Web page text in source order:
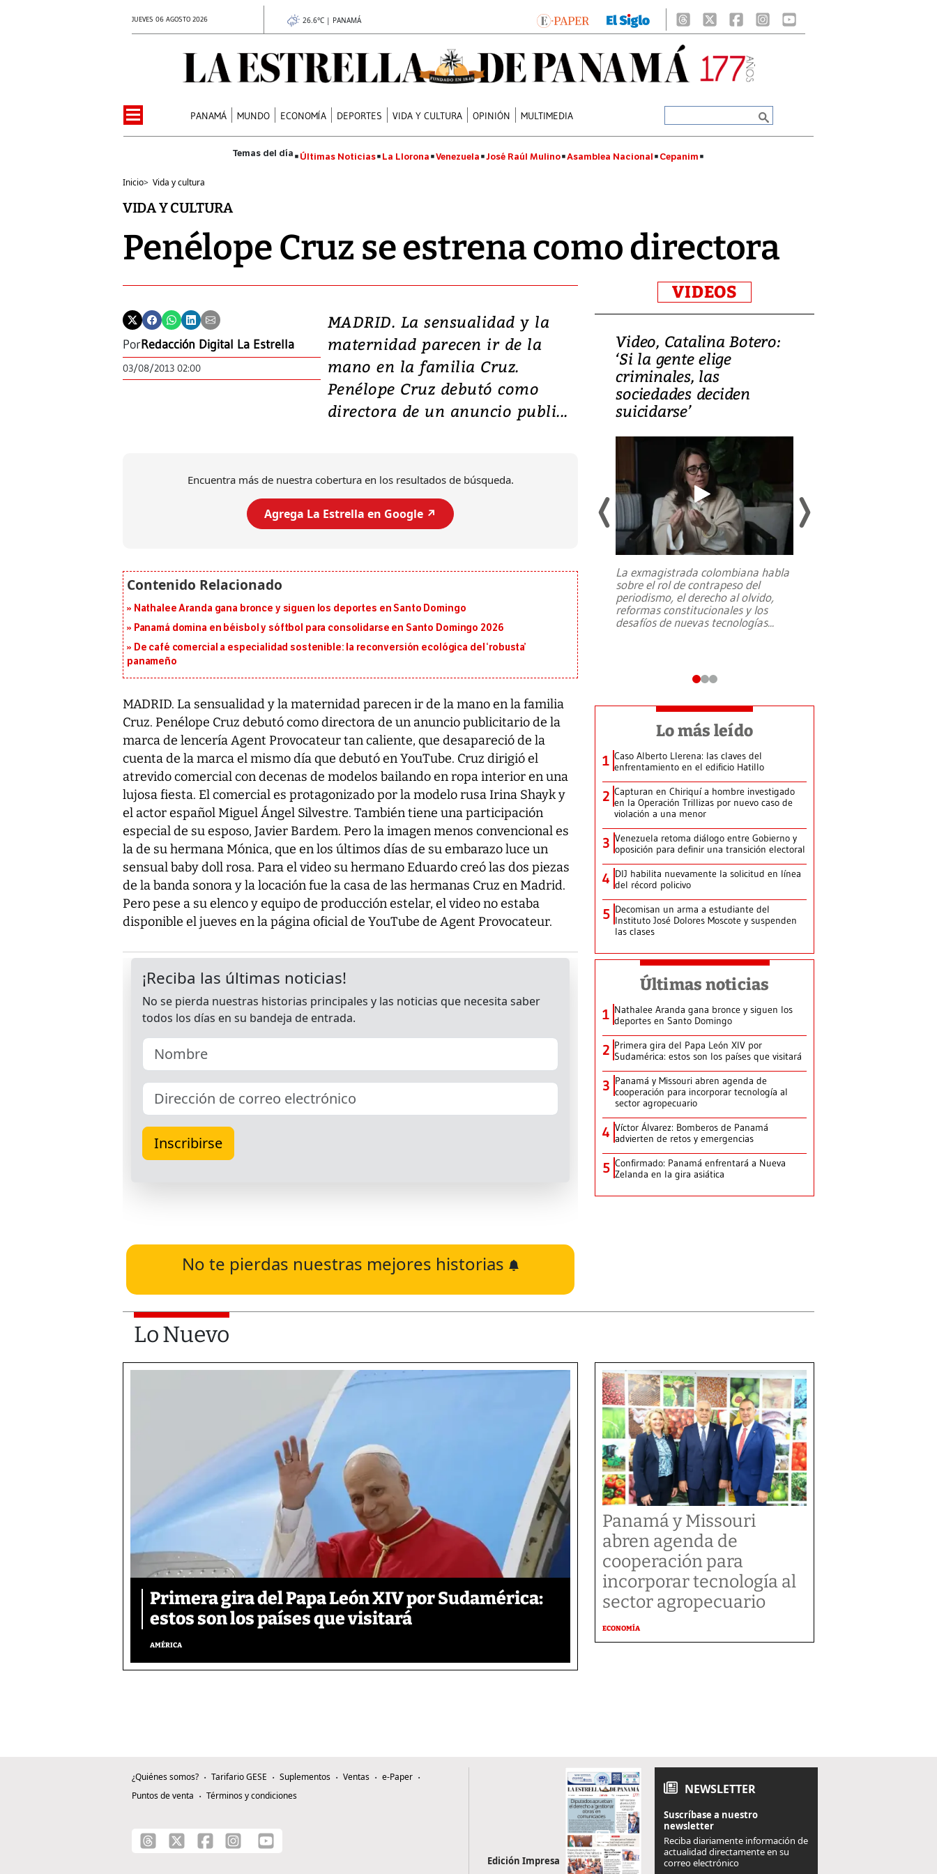
JUEVES 06 AGOSTO 2026 26.6°C | PANAMÁ
PANAMÁ MUNDO ECONOMÍA DEPORTES VIDA Y CULTURA OPINIÓN MULTIMEDIA
Últimas Noticias La Llorona Venezuela José Raúl Mulino Asamblea Nacional Cepanim
Inicio> Vida y cultura
VIDA Y CULTURA
Penélope Cruz se estrena como directora
PorRedacción Digital La Estrella
03/08/2013 02:00
MADRID. La sensualidad y la
maternidad parecen ir de la
mano en la familia Cruz.
Penélope Cruz debutó como
directora de un anuncio publi...
Encuentra más de nuestra cobertura en los resultados de búsqueda.
Agrega La Estrella en Google ↗️
Nathalee Aranda gana bronce y siguen los deportes en Santo Domingo
Panamá domina en béisbol y sóftbol para consolidarse en Santo Domingo 2026
De café comercial a especialidad sostenible: la reconversión ecológica del ‘robusta’
panameño
MADRID. La sensualidad y la maternidad parecen ir de la mano en la familia
Cruz. Penélope Cruz debutó como directora de un anuncio publicitario de la
marca de lencería Agent Provocateur tan caliente, que desapareció de la
cuenta de la marca el mismo día que debutó en YouTube. Cruz dirigió el
atrevido comercial con decenas de modelos bailando en ropa interior en una
lujosa fiesta. El comercial es protagonizado por la modelo rusa Irina Shayk y
el actor español Miguel Ángel Silvestre. También tiene una participación
especial de su esposo, Javier Bardem. Pero la imagen menos convencional es
la de su hermana Mónica, que en los últimos días de su embarazo luce un
sensual baby doll rosa. Para el video su hermano Eduardo creó las dos piezas
de la banda sonora y la locación fue la casa de las hermanas Cruz en Madrid.
Pero pese a su elenco y equipo de producción estelar, el video no estaba
disponible el jueves en la página oficial de YouTube de Agent Provocateur.
No te pierdas nuestras mejores historias
VIDEOS
Video, Japón: Terremoto
deja heridos y graves
daños en Kumamoto
al sur de Japón, provocando una
Video, Catalina Botero:
‘Si la gente elige
criminales, las
sociedades deciden
suicidarse’
La exmagistrada colombiana habla
sobre el rol de contrapeso del
periodismo, el derecho al olvido,
reformas constitucionales y los
desafíos de nuevas tecnologías...
Lo más leído
1 Caso Alberto Llerena: las claves del
enfrentamiento en el edificio Hatillo
2 Capturan en Chiriquí a hombre investigado
en la Operación Trillizas por nuevo caso de
violación a una menor
3 Venezuela retoma diálogo entre Gobierno y
oposición para definir una transición electoral
4 DIJ habilita nuevamente la solicitud en línea
del récord policivo
5 Decomisan un arma a estudiante del
Instituto José Dolores Moscote y suspenden
las clases
Últimas noticias
1 Nathalee Aranda gana bronce y siguen los
deportes en Santo Domingo
2 Primera gira del Papa León XIV por
Sudamérica: estos son los países que visitará
3 Panamá y Missouri abren agenda de
cooperación para incorporar tecnología al
sector agropecuario
4 Víctor Álvarez: Bomberos de Panamá
advierten de retos y emergencias
5 Confirmado: Panamá enfrentará a Nueva
Zelanda en la gira asiática
Lo Nuevo
Primera gira del Papa León XIV por Sudamérica:
estos son los países que visitará
AMÉRICA
Panamá y Missouri
abren agenda de
cooperación para
incorporar tecnología al
sector agropecuario
ECONOMÍA
¿Quiénes somos? Tarifario GESE Suplementos Ventas
e-Paper
Puntos de venta
Términos y condiciones
Edición Impresa
NEWSLETTER
Suscríbase a nuestro
newsletter
Reciba diariamente información de
actualidad directamente en su
correo electrónico